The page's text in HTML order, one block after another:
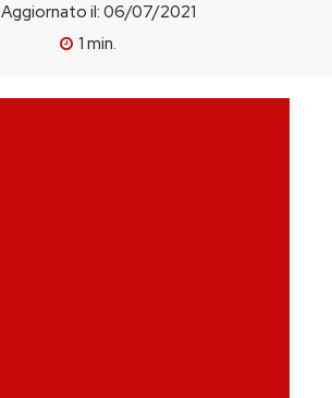
Aggiornato il: 06/07/2021
1 min.